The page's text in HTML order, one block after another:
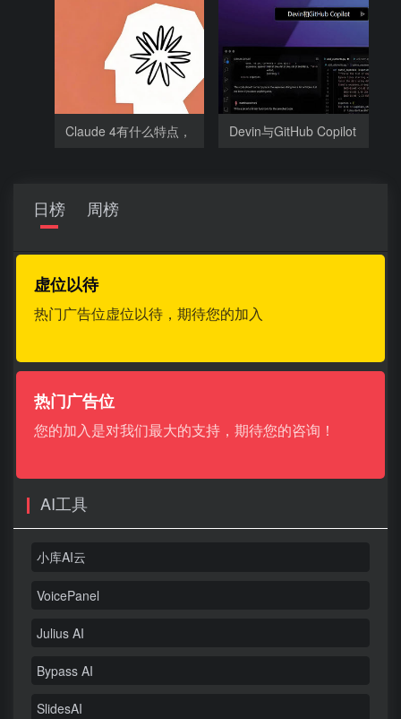
Claude 4有什么特点，
Devin与GitHub Copilot
日榜 周榜
虚位以待
热门广告位虚位以待，期待您的加入
热门广告位
您的加入是对我们最大的支持，期待您的咨询！
AI工具
小库AI云
VoicePanel
Julius AI
Bypass AI
SlidesAI